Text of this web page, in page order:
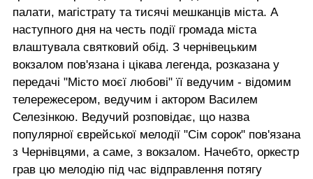
палати, магістрату та тисячі мешканців міста. А
наступного дня на честь події громада міста
влаштувала святковий обід. З чернівецьким
вокзалом пов'язана і цікава легенда, розказана у
передачі "Місто моєї любові" її ведучим - відомим
телережесером, ведучим і актором Василем
Селезінкою. Ведучий розповідає, що назва
популярної єврейської мелодії "Сім сорок" пов'язана
з Чернівцями, а саме, з вокзалом. Начебто, оркестр
грав цю мелодію під час відправлення потягу